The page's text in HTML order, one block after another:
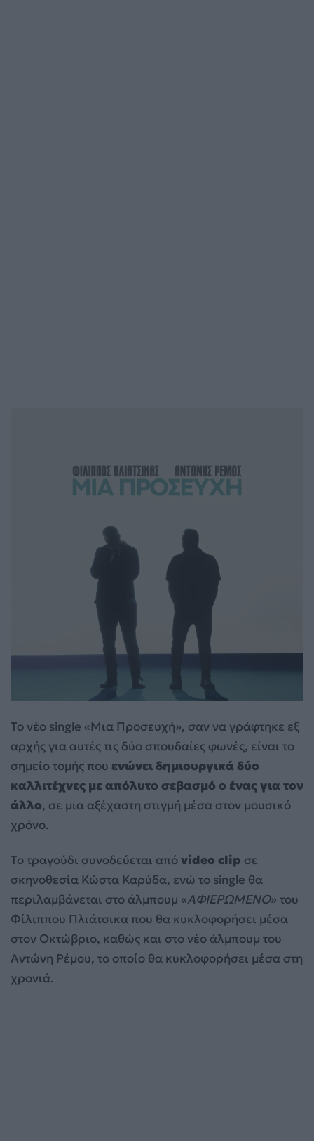
Το νέο single «Μια Προσευχή», σαν να γράφτηκε εξ
αρχής για αυτές τις δύο σπουδαίες φωνές, είναι το
σημείο τομής που ενώνει δημιουργικά δύο
καλλιτέχνες με απόλυτο σεβασμό ο ένας για τον
άλλο, σε μια αξέχαστη στιγμή μέσα στον μουσικό
χρόνο.
Το τραγούδι συνοδεύεται απόvideo clip σε
σκηνοθεσία Κώστα Καρύδα, ενώ το single θα
περιλαμβάνεται στο άλμπουμ «ΑΦΙΕΡΩΜΕΝΟ» του
Φίλιππου Πλιάτσικα που θα κυκλοφορήσει μέσα
στον Οκτώβριο, καθώς και στο νέο άλμπουμ του
Αντώνη Ρέμου, το οποίο θα κυκλοφορήσει μέσα στη
χρονιά.